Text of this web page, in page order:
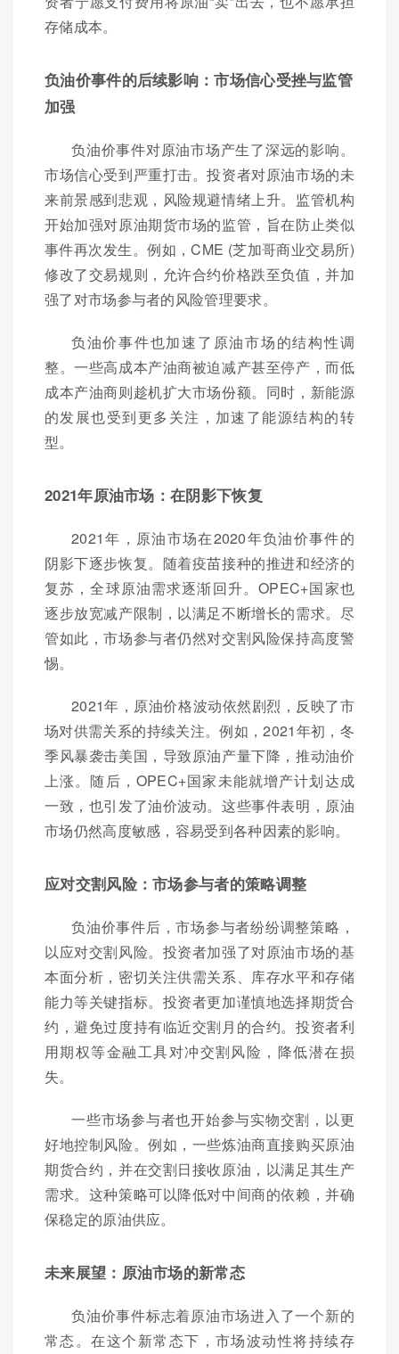
存储成本。
负油价事件的后续影响：市场信心受挫与监管
加强
负油价事件对原油市场产生了深远的影响。
市场信心受到严重打击。投资者对原油市场的未
来前景感到悲观，风险规避情绪上升。监管机构
开始加强对原油期货市场的监管，旨在防止类似
事件再次发生。例如，CME (芝加哥商业交易所)
修改了交易规则，允许合约价格跌至负值，并加
强了对市场参与者的风险管理要求。
负油价事件也加速了原油市场的结构性调
整。一些高成本产油商被迫减产甚至停产，而低
成本产油商则趁机扩大市场份额。同时，新能源
的发展也受到更多关注，加速了能源结构的转
型。
2021年原油市场：在阴影下恢复
2021年，原油市场在2020年负油价事件的
阴影下逐步恢复。随着疫苗接种的推进和经济的
复苏，全球原油需求逐渐回升。OPEC+国家也
逐步放宽减产限制，以满足不断增长的需求。尽
管如此，市场参与者仍然对交割风险保持高度警
惕。
2021年，原油价格波动依然剧烈，反映了市
场对供需关系的持续关注。例如，2021年初，冬
季风暴袭击美国，导致原油产量下降，推动油价
上涨。随后，OPEC+国家未能就增产计划达成
一致，也引发了油价波动。这些事件表明，原油
市场仍然高度敏感，容易受到各种因素的影响。
应对交割风险：市场参与者的策略调整
负油价事件后，市场参与者纷纷调整策略，
以应对交割风险。投资者加强了对原油市场的基
本面分析，密切关注供需关系、库存水平和存储
能力等关键指标。投资者更加谨慎地选择期货合
约，避免过度持有临近交割月的合约。投资者利
用期权等金融工具对冲交割风险，降低潜在损
失。
一些市场参与者也开始参与实物交割，以更
好地控制风险。例如，一些炼油商直接购买原油
期货合约，并在交割日接收原油，以满足其生产
需求。这种策略可以降低对中间商的依赖，并确
保稳定的原油供应。
未来展望：原油市场的新常态
负油价事件标志着原油市场进入了一个新的
常态。在这个新常态下，市场波动性将持续存